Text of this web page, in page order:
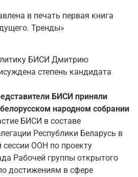
в печать первая книга
Тренды»
БИСИ Дмитрию
степень кандидата
БИСИ приняли
народном собрании
БИСИ в составе
Республики Беларусь в
сессии ООН по проекту
Рабочей группы открытого
достижениям в сфере